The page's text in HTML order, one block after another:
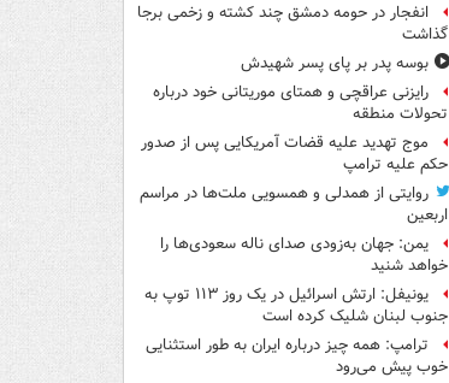
انفجار در حومه دمشق چند کشته و زخمی برجا
گذاشت
بوسه‌ پدر بر پای پسر شهیدش
رایزنی عراقچی و همتای موریتانی خود درباره
تحولات منطقه
موج تهدید علیه قضات آمریکایی پس از صدور
حکم علیه ترامپ
روایتی از همدلی و همسویی ملت‌ها در مراسم
اربعین
یمن: جهان به‌زودی صدای ناله سعودی‌ها را
خواهد شنید
یونیفل: ارتش اسرائیل در یک روز ۱۱۳ توپ به
جنوب لبنان شلیک کرده است
ترامپ: همه چیز درباره ایران به طور استثنایی
خوب پیش می‌رود